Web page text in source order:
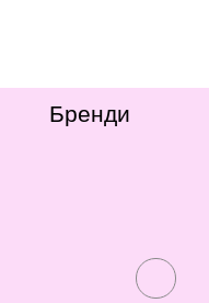
Бренди